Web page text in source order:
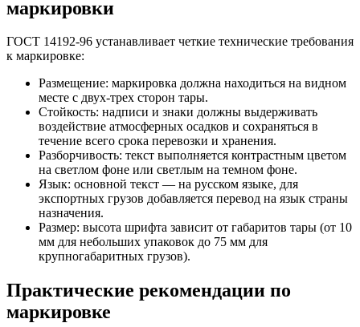
маркировки
ГОСТ 14192-96 устанавливает четкие технические требования
к маркировке:
Размещение: маркировка должна находиться на видном
месте с двух-трех сторон тары.
Стойкость: надписи и знаки должны выдерживать
воздействие атмосферных осадков и сохраняться в
течение всего срока перевозки и хранения.
Разборчивость: текст выполняется контрастным цветом
на светлом фоне или светлым на темном фоне.
Язык: основной текст — на русском языке, для
экспортных грузов добавляется перевод на язык страны
назначения.
Размер: высота шрифта зависит от габаритов тары (от 10
мм для небольших упаковок до 75 мм для
крупногабаритных грузов).
Практические рекомендации по
маркировке